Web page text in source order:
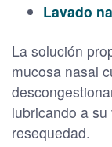
Lavado
La solución
mucosa nasal
lubricando a
resequedad.